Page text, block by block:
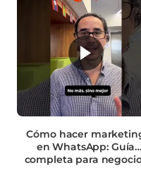
Cómo hacer
en WhatsApp: Guía
completa para